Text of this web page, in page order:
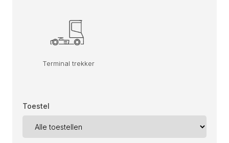
Terminal trekker
Toestel